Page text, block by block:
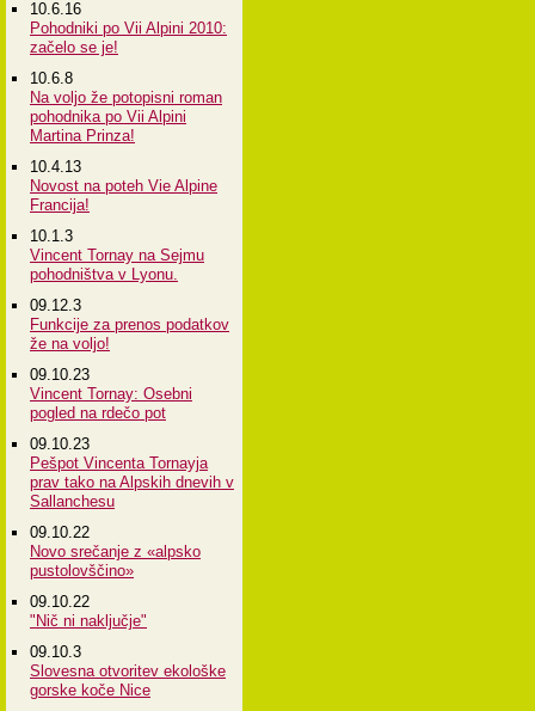
10.6.16
Pohodniki po Vii Alpini 2010:
začelo se je!
10.6.8
Na voljo že potopisni roman
pohodnika po Vii Alpini
Martina Prinza!
10.4.13
Novost na poteh Vie Alpine
Francija!
10.1.3
Vincent Tornay na Sejmu
pohodništva v Lyonu.
09.12.3
Funkcije za prenos podatkov
že na voljo!
09.10.23
Vincent Tornay: Osebni
pogled na rdečo pot
09.10.23
Pešpot Vincenta Tornayja
prav tako na Alpskih dnevih v
Sallanchesu
09.10.22
Novo srečanje z «alpsko
pustolovščino»
09.10.22
"Nič ni naključje"
09.10.3
Slovesna otvoritev ekološke
gorske koče Nice